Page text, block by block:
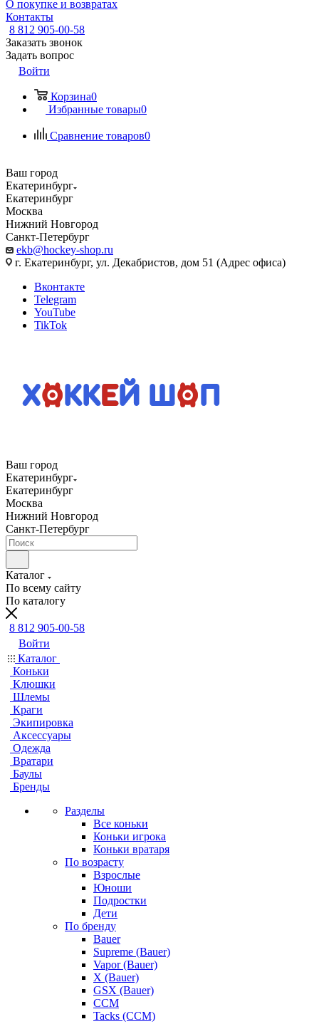
О покупке и возвратах
Контакты
8 812 905-00-58
Заказать звонок
Задать вопрос
Войти
Корзина0
Избранные товары0
Сравнение товаров0
Ваш город
Екатеринбург
Екатеринбург
Москва
Нижний Новгород
Санкт-Петербург
ekb@hockey-shop.ru
г. Екатеринбург, ул. Декабристов, дом 51 (Адрес офиса)
Вконтакте
Telegram
YouTube
TikTok
Ваш город
Екатеринбург
Екатеринбург
Москва
Нижний Новгород
Санкт-Петербург
Каталог
По всему сайту
По каталогу
8 812 905-00-58
Войти
Каталог
Коньки
Клюшки
Шлемы
Краги
Экипировка
Аксессуары
Одежда
Вратари
Баулы
Бренды
Разделы
Все коньки
Коньки игрока
Коньки вратаря
По возрасту
Взрослые
Юноши
Подростки
Дети
По бренду
Bauer
Supreme (Bauer)
Vapor (Bauer)
X (Bauer)
GSX (Bauer)
CCM
Tacks (CCM)